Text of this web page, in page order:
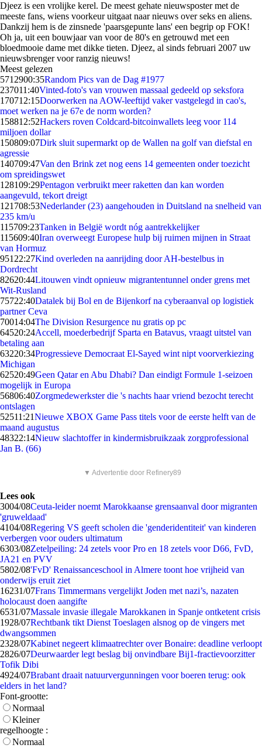
Djeez is een vrolijke kerel. De meest gehate nieuwsposter met de
meeste fans, wiens voorkeur uitgaat naar nieuws over seks en aliens.
Dankzij hem is de zinsnede 'paarsgepunte lans' een begrip op FOK!
Oh ja, uit een bouwjaar van voor de 80's en getrouwd met een
bloedmooie dame met dikke tieten. Djeez, al sinds februari 2007 uw
nieuwsbrenger voor ranzig nieuws!
Meest gelezen
5712900:35Random Pics van de Dag #1977
237011:40Vinted-foto's van vrouwen massaal gedeeld op seksfora
170712:15Doorwerken na AOW-leeftijd vaker vastgelegd in cao's,
moet werken na je 67e de norm worden?
158812:52Hackers roven Coldcard-bitcoinwallets leeg voor 114
miljoen dollar
150809:07Dirk sluit supermarkt op de Wallen na golf van diefstal en
agressie
140709:47Van den Brink zet nog eens 14 gemeenten onder toezicht
om spreidingswet
128109:29Pentagon verbruikt meer raketten dan kan worden
aangevuld, tekort dreigt
121708:53Nederlander (23) aangehouden in Duitsland na snelheid van
235 km/u
115709:23Tanken in België wordt nóg aantrekkelijker
115609:40Iran overweegt Europese hulp bij ruimen mijnen in Straat
van Hormuz
951 22:27Kind overleden na aanrijding door AH-bestelbus in
Dordrecht
82620:44Litouwen vindt opnieuw migrantentunnel onder grens met
Wit-Rusland
75722:40Datalek bij Bol en de Bijenkorf na cyberaanval op logistiek
partner Ceva
70014:04The Division Resurgence nu gratis op pc
64520:24Accell, moederbedrijf Sparta en Batavus, vraagt uitstel van
betaling aan
63220:34Progressieve Democraat El-Sayed wint nipt voorverkiezing
Michigan
62520:49Geen Qatar en Abu Dhabi? Dan eindigt Formule 1-seizoen
mogelijk in Europa
56806:40Zorgmedewerkster die 's nachts haar vriend bezocht terecht
ontslagen
52511:21Nieuwe XBOX Game Pass titels voor de eerste helft van de
maand augustus
48322:14Nieuw slachtoffer in kindermisbruikzaak zorgprofessional
Jan B. (66)
▼ Advertentie door Refinery89
Lees ook
3004/08Ceuta-leider noemt Marokkaanse grensaanval door migranten
'gruweldaad'
4104/08Regering VS geeft scholen die 'genderidentiteit' van kinderen
verbergen voor ouders ultimatum
6303/08Zetelpeiling: 24 zetels voor Pro en 18 zetels voor D66, FvD,
JA21 en PVV
5802/08'FvD' Renaissanceschool in Almere toont hoe vrijheid van
onderwijs eruit ziet
16231/07Frans Timmermans vergelijkt Joden met nazi’s, nazaten
holocaust doen aangifte
6531/07Massale invasie illegale Marokkanen in Spanje ontketent crisis
1928/07Rechtbank tikt Dienst Toeslagen alsnog op de vingers met
dwangsommen
2328/07Kabinet negeert klimaatrechter over Bonaire: deadline verloopt
2826/07Deurwaarder legt beslag bij onvindbare Bij1-fractievoorzitter
Tofik Dibi
4924/07Brabant draait natuurvergunningen voor boeren terug: ook
elders in het land?
Font-grootte:
Normaal
Kleiner
regelhoogte :
Normaal